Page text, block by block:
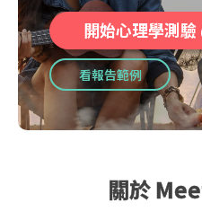
開始心理學測驗
看報告範例
關於